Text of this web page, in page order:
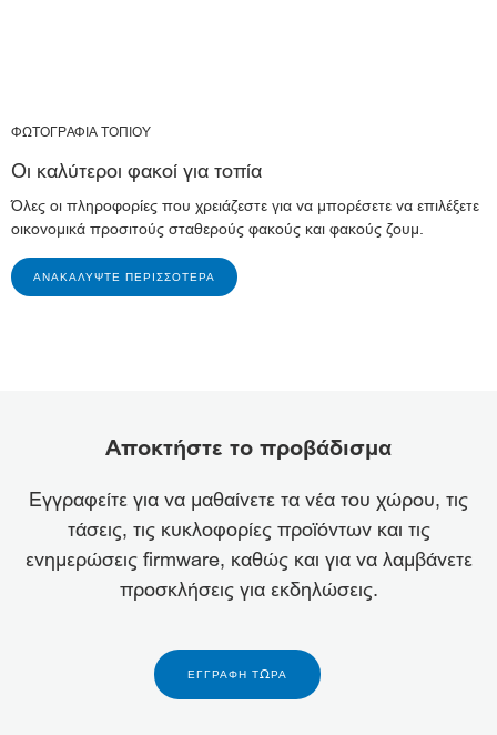
ΦΩΤΟΓΡΑΦΙΑ ΤΟΠΙΟΥ
Οι καλύτεροι φακοί για τοπία
Όλες οι πληροφορίες που χρειάζεστε για να μπορέσετε να επιλέξετε
οικονομικά προσιτούς σταθερούς φακούς και φακούς ζουμ.
ΑΝΑΚΑΛΎΨΤΕ ΠΕΡΙΣΣΌΤΕΡΑ
Αποκτήστε το προβάδισμα
Εγγραφείτε για να μαθαίνετε τα νέα του χώρου, τις
τάσεις, τις κυκλοφορίες προϊόντων και τις
ενημερώσεις firmware, καθώς και για να λαμβάνετε
προσκλήσεις για εκδηλώσεις.
ΕΓΓΡΑΦΉ ΤΏΡΑ